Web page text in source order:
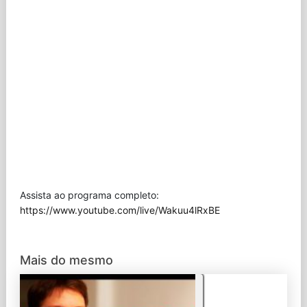
Assista ao programa completo:
https://www.youtube.com/live/Wakuu4lRxBE
Mais do mesmo